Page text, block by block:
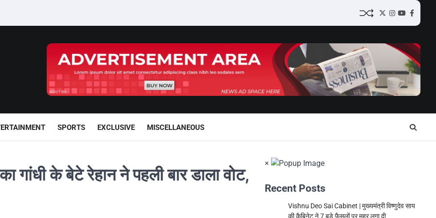
TwitterInstagram
YouTube
SPORTS EXCLUSIVE MISCELLANEOUS
के बेटे रेहान ने पहली बार डाला वोट,
×
Recent Posts
Vishnu Deo Sai Cabinet | मुख्यमंत्री विष्णुदेव साय
की कैबिनेट ने 7 बड़े फैसलों पर मुहर लगा दी